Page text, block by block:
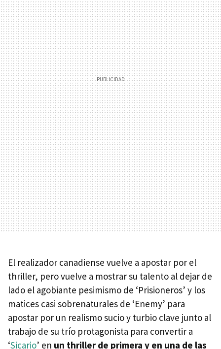
El realizador canadiense vuelve a apostar por el
thriller, pero vuelve a mostrar su talento al dejar de
lado el agobiante pesimismo de ‘Prisioneros’ y los
matices casi sobrenaturales de ‘Enemy’ para
apostar por un realismo sucio y turbio clave junto al
trabajo de su trío protagonista para convertir a
‘Sicario’ en un thriller de primera y en una de las